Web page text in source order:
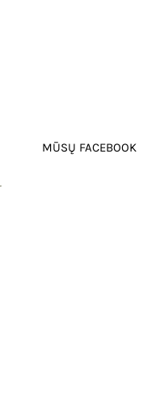
MŪSŲ FACEBOOK